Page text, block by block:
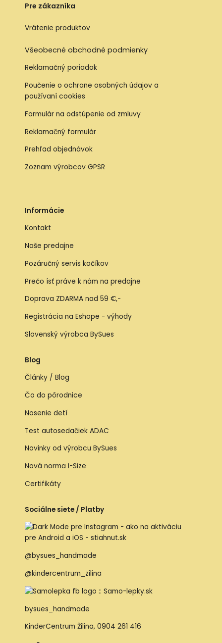
Pre zákazníka
Vrátenie produktov
Všeobecné obchodné podmienky
Reklamačný poriadok
Poučenie o ochrane osobných údajov a
používaní cookies
Formulár na odstúpenie od zmluvy
Reklamačný formulár
Prehľad objednávok
Zoznam výrobcov GPSR
Informácie
Kontakt
Naše predajne
Pozáručný servis kočíkov
Prečo ísť práve k nám na predajne
Doprava ZDARMA nad 59 €,-
Registrácia na Eshope - výhody
Slovenský výrobca BySues
Blog
Články / Blog
Čo do pôrodnice
Nosenie detí
Test autosedačiek ADAC
Novinky od výrobcu BySues
Nová norma I-Size
Certifikáty
Sociálne siete / Platby
@bysues_handmade
@kindercentrum_zilina
bysues_handmade
KinderCentrum Žilina, 0904 261 416